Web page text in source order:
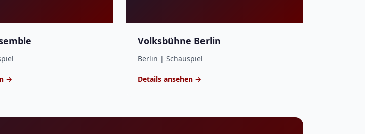
→
Volksbühne Berlin
Berlin | Schauspiel
Details ansehen →